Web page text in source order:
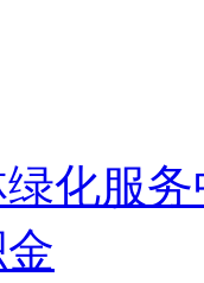
化服